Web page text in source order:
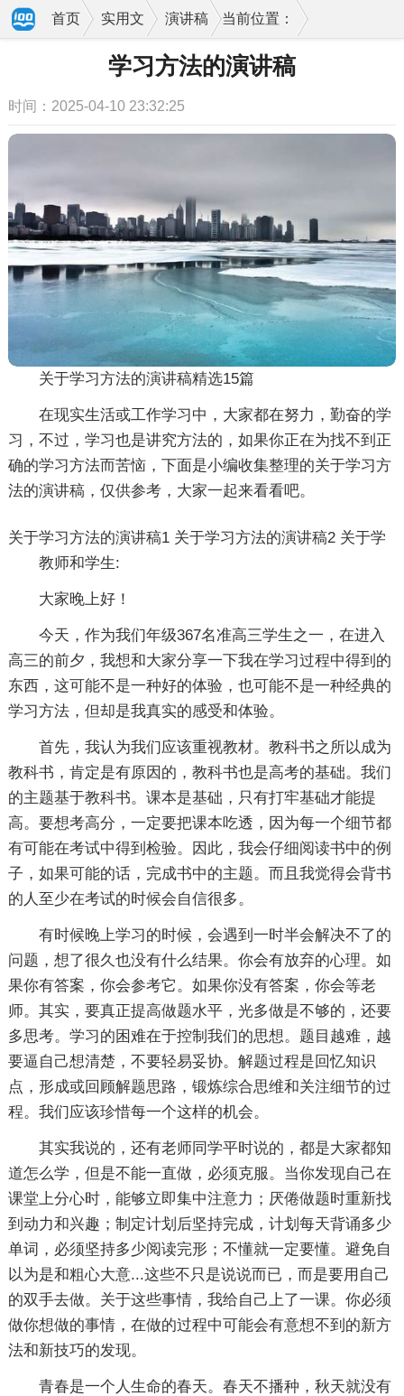
当前位置：
首页 实用文 演讲稿
学习方法的演讲稿
时间：2025-04-10 23:32:25
关于学习方法的演讲稿精选15篇
在现实生活或工作学习中，大家都在努力，勤奋的学
习，不过，学习也是讲究方法的，如果你正在为找不到正
确的学习方法而苦恼，下面是小编收集整理的关于学习方
法的演讲稿，仅供参考，大家一起来看看吧。
关于学习方法的演讲稿1
教师和学生:
大家晚上好！
今天，作为我们年级367名准高三学生之一，在进入
高三的前夕，我想和大家分享一下我在学习过程中得到的
东西，这可能不是一种好的体验，也可能不是一种经典的
学习方法，但却是我真实的感受和体验。
首先，我认为我们应该重视教材。教科书之所以成为
教科书，肯定是有原因的，教科书也是高考的基础。我们
的主题基于教科书。课本是基础，只有打牢基础才能提
高。要想考高分，一定要把课本吃透，因为每一个细节都
有可能在考试中得到检验。因此，我会仔细阅读书中的例
子，如果可能的话，完成书中的主题。而且我觉得会背书
的人至少在考试的时候会自信很多。
有时候晚上学习的时候，会遇到一时半会解决不了的
问题，想了很久也没有什么结果。你会有放弃的心理。如
果你有答案，你会参考它。如果你没有答案，你会等老
师。其实，要真正提高做题水平，光多做是不够的，还要
多思考。学习的困难在于控制我们的思想。题目越难，越
要逼自己想清楚，不要轻易妥协。解题过程是回忆知识
点，形成或回顾解题思路，锻炼综合思维和关注细节的过
程。我们应该珍惜每一个这样的机会。
其实我说的，还有老师同学平时说的，都是大家都知
道怎么学，但是不能一直做，必须克服。当你发现自己在
课堂上分心时，能够立即集中注意力；厌倦做题时重新找
到动力和兴趣；制定计划后坚持完成，计划每天背诵多少
单词，必须坚持多少阅读完形；不懂就一定要懂。避免自
以为是和粗心大意...这些不只是说说而已，而是要用自己
的双手去做。关于这些事情，我给自己上了一课。你必须
做你想做的事情，在做的过程中可能会有意想不到的新方
法和新技巧的发现。
青春是一个人生命的春天。春天不播种，秋天就没有
关于学习方法的演讲稿2 关于学